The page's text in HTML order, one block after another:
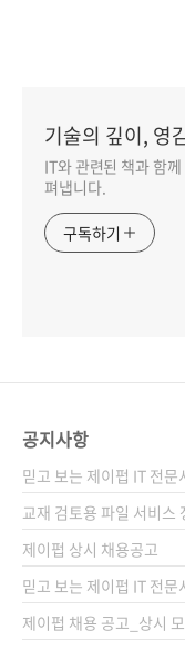
기술의 깊이, 영
IT와 관련된 책과 함
펴냅니다.
구독하기
공지사항
믿고 보는 제이펍 IT 전
교재 검토용 파일 서비스
제이펍 상시 채용공고
믿고 보는 제이펍 IT 전
제이펍 채용 공고_상시